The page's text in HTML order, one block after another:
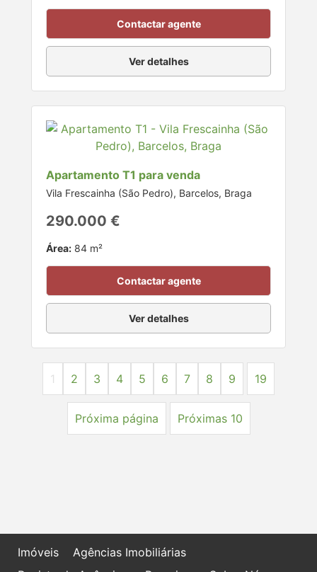
Contactar agente
Ver detalhes
Apartamento T1 para venda
Vila Frescainha (São Pedro), Barcelos, Braga
290.000 €
Área: 84 m²
Contactar agente
Ver detalhes
1 2 3 4 5 6 7 8 9 19
Próxima página Próximas 10
Imóveis
Agências Imobiliárias